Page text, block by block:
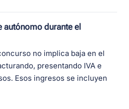
autónomo durante el
no implica baja en el
presentando IVA e
Esos ingresos se incluyen